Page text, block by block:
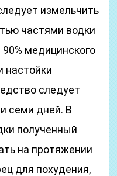
измельчить
частями водки
медицинского
настойки
следует
семи дней. В
полученный
на протяжении
для похудения,